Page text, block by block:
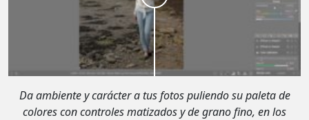
Da ambiente y carácter a tus fotos puliendo su paleta de
colores con controles matizados y de grano fino, en los